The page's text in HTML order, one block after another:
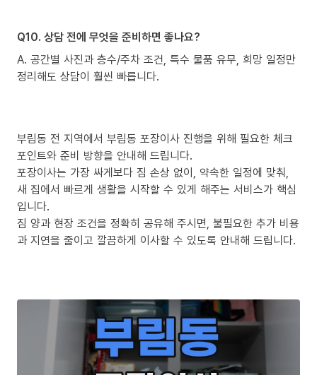
Q10. 상담 전에 무엇을 준비하면 좋나요?
A. 공간별 사진과 층수/주차 조건, 특수 물품 유무, 희망 일정만
정리해도 상담이 훨씬 빠릅니다.
부림동 전 지역에서 부림동 포장이사 진행을 위해 필요한 체크
포인트와 준비 방향을 안내해 드립니다.
포장이사는 가장 싸게보다 짐 손상 없이, 약속한 일정에 맞춰,
새 집에서 빠르게 생활을 시작할 수 있게 해주는 서비스가 핵심
입니다.
짐 양과 현장 조건을 정확히 공유해 주시면, 불필요한 추가 비용
과 지연을 줄이고 깔끔하게 이사할 수 있도록 안내해 드립니다.